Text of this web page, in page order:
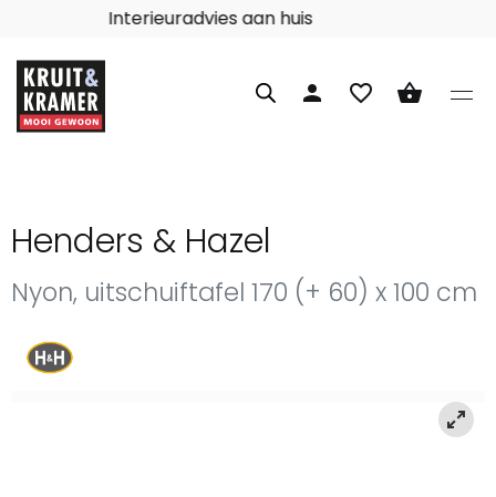
Interieuradvies aan huis
person favorite_border shopping_basket
Henders & Hazel
Nyon, uitschuiftafel 170 (+ 60) x 100 cm